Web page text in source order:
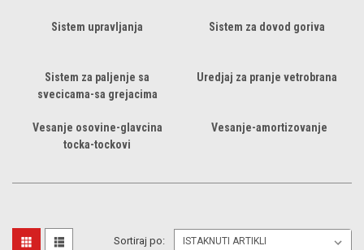
Sistem upravljanja Sistem za dovod goriva
Sistem za paljenje sa
svecicama-sa grejacima
Uredjaj za pranje vetrobrana
Vesanje osovine-glavcina
tocka-tockovi
Vesanje-amortizovanje
Sortiraj po: